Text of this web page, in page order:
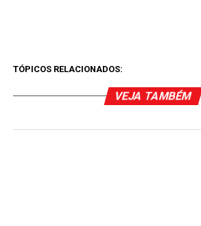
TÓPICOS RELACIONADOS:
VEJA TAMBÉM